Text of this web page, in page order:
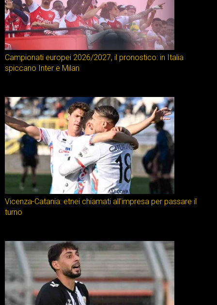
Campionati europei 2026/2027, il pronostico: in Italia
spiccano Inter e Milan
Vicenza-Catania: etnei chiamati all’impresa per passare il
turno